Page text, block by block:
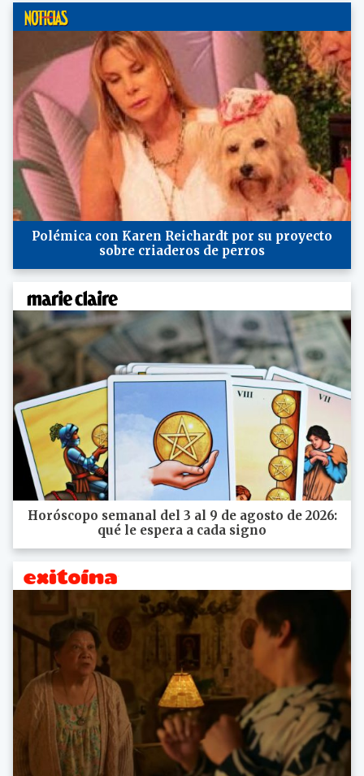
Polémica con Karen Reichardt por su proyecto
sobre criaderos de perros
Horóscopo semanal del 3 al 9 de agosto de 2026:
qué le espera a cada signo